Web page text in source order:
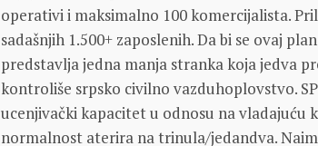
operativi i maksimalno 100 komercijalista.
sadašnjih 1.500+ zaposlenih. Da bi se ovaj
predstavlja jedna manja stranka koja jedva
kontroliše srpsko civilno vazduhoplovstvo.
ucenjivački kapacitet u odnosu na vladajuću
normalnost aterira na trinula/jedandva.